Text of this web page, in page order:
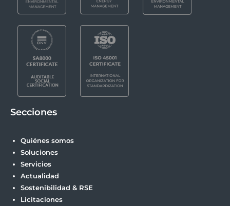
Secciones
Quiénes somos
Soluciones
Servicios
Actualidad
Sostenibilidad & RSE
Licitaciones